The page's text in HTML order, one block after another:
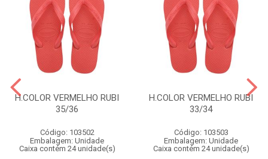
H.COLOR VERMELHO RUBI
35/36
Código: 103502
Embalagem: Unidade
Caixa contém 24 unidade(s)
H.COLOR VERMELHO RUBI
33/34
Código: 103503
Embalagem: Unidade
Caixa contém 24 unidade(s)